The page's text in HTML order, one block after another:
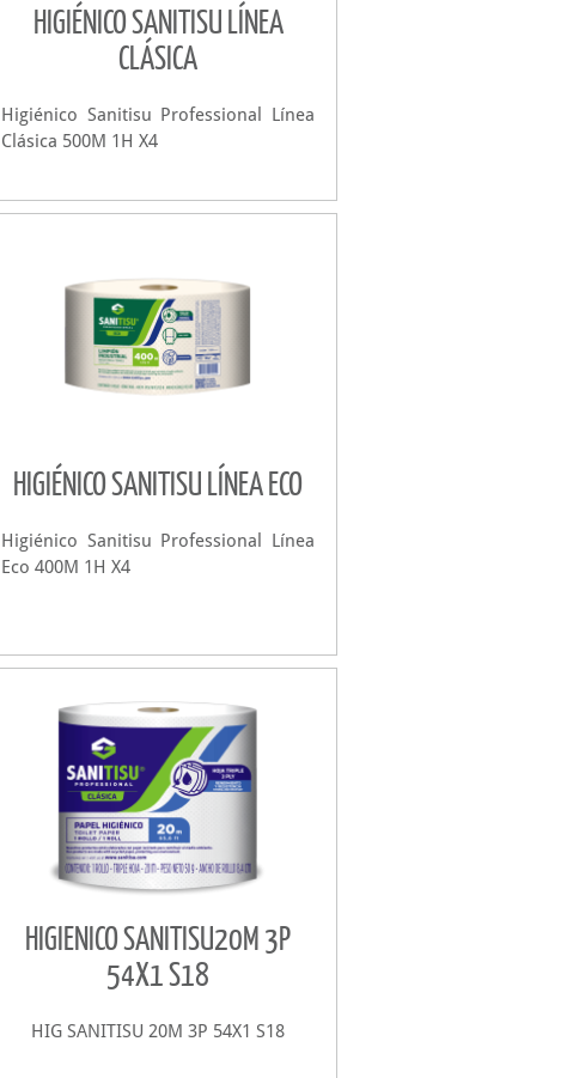
HIGIÉNICO SANITISU LÍNEA
CLÁSICA
Higiénico Sanitisu Professional Línea
Clásica 500M 1H X4
HIGIÉNICO SANITISU LÍNEA ECO
Higiénico Sanitisu Professional Línea
Eco 400M 1H X4
HIGIENICO SANITISU20M 3P
54X1 S18
HIG SANITISU 20M 3P 54X1 S18